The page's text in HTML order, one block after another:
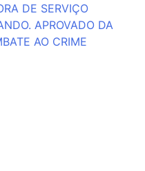
DE SERVIÇO
APROVADO DA
AO CRIME